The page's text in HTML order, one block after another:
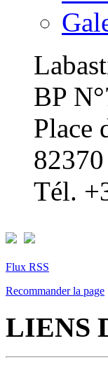
BP
Place
Tél.
Flux RSS
Recommander la page
LIENS